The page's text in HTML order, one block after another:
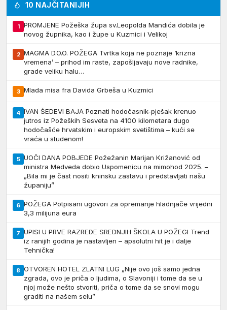
10 NAJČITANIJIH
1
PROMJENE Požeška župa sv.Leopolda Mandića dobila je
novog župnika, kao i župe u Kuzmici i Velikoj
2 MAGMA D.O.O. POŽEGA Tvrtka koja ne poznaje ‘krizna
vremena’ – prihod im raste, zapošljavaju nove radnike,
grade veliku halu…
3 Mlada misa fra Davida Grbeša u Kuzmici
4 IVAN ŠEDEVI BAJA Poznati hodočasnik-pješak krenuo
jutros iz Požeških Sesveta na 4100 kilometara dugo
hodočašće hrvatskim i europskim svetištima – kući se
vraća u studenom!
5 UOČI DANA POBJEDE Požežanin Marijan Križanović od
ministra Medveda dobio Uspomenicu na mimohod 2025. –
„Bila mi je čast nositi kninsku zastavu i predstavljati našu
županiju”
6 POŽEGA Potpisani ugovori za opremanje hladnjače vrijedni
3,3 milijuna eura
7 UPISI U PRVE RAZREDE SREDNJIH ŠKOLA U POŽEGI Trend
iz ranijih godina je nastavljen – apsolutni hit je i dalje
Tehnička!
8 OTVOREN HOTEL ZLATNI LUG „Nije ovo još samo jedna
zgrada, ovo je priča o ljudima, o Slavoniji i tome da se u
njoj može nešto stvoriti, priča o tome da se snovi mogu
graditi na našem selu”